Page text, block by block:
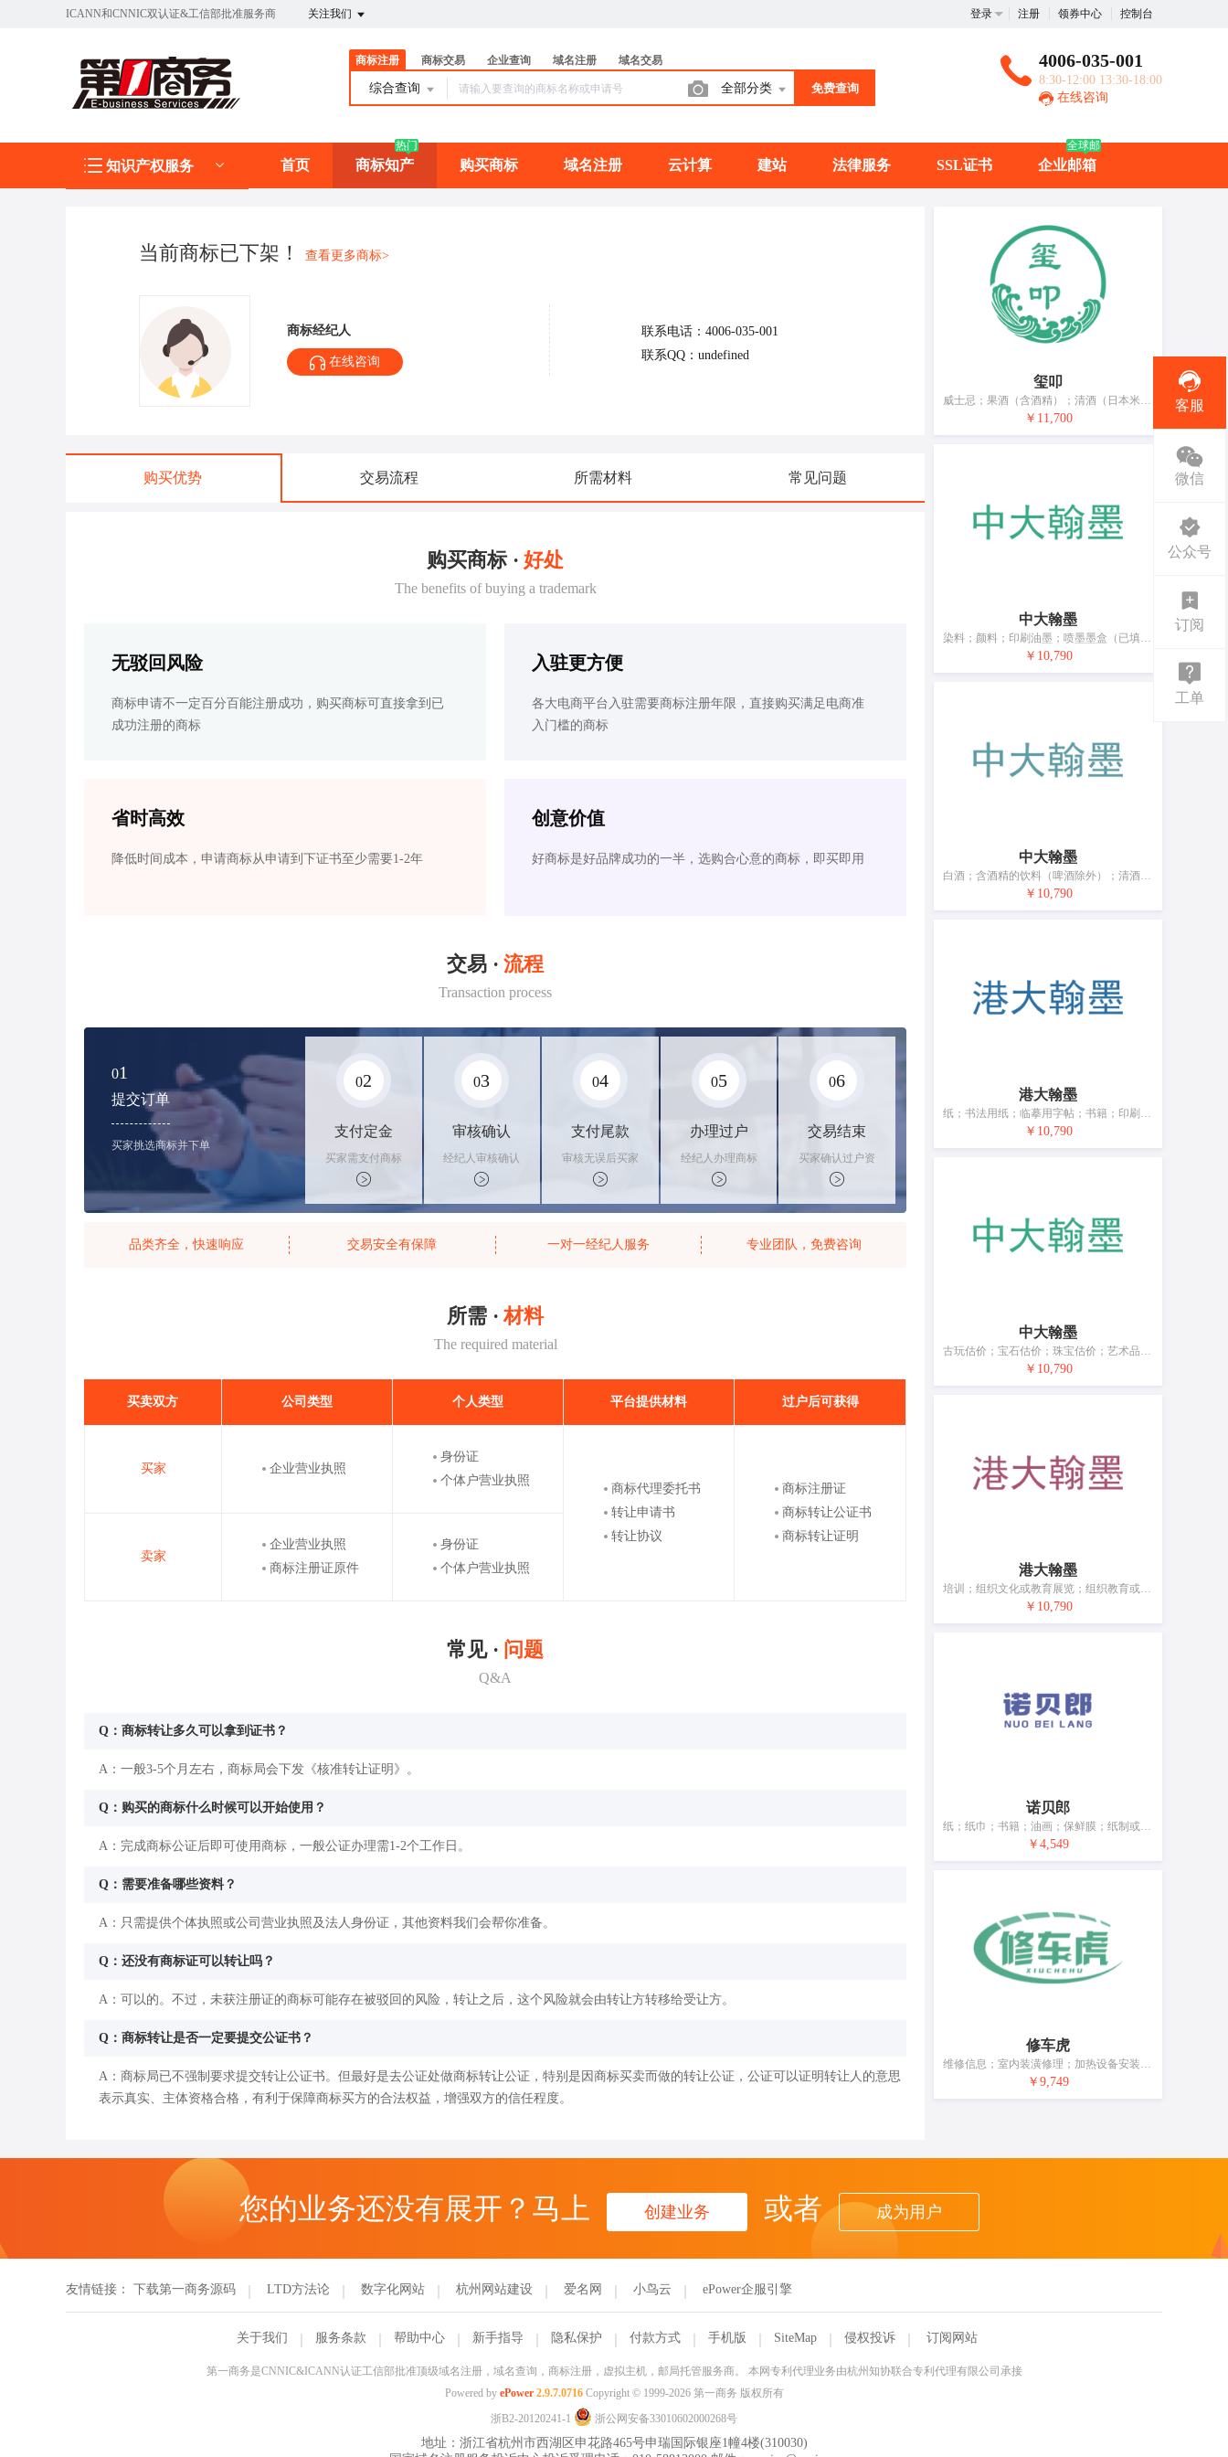
ICANN和CNNIC双认证&工信部批准服务商 关注我们 登录 注册 领券中心 控制台
商标注册 商标交易 企业查询 域名注册 域名交易
综合查询 全部分类 免费查询
4006-035-001
8:30-12:00 13:30-18:00
在线咨询
知识产权服务 首页 商标知产
热门
购买商标 域名注册 云计算 建站 法律服务 SSL证书 企业邮箱
全球邮
当前商标已下架！ 查看更多商标>
商标经纪人
在线咨询
联系电话：4006-035-001
联系QQ：undefined
购买优势 交易流程 所需材料 常见问题
购买商标 · 好处
The benefits of buying a trademark
无驳回风险
商标申请不一定百分百能注册成功，购买商标可直接拿到已
成功注册的商标
入驻更方便
各大电商平台入驻需要商标注册年限，直接购买满足电商准
入门槛的商标
省时高效
降低时间成本，申请商标从申请到下证书至少需要1-2年
创意价值
好商标是好品牌成功的一半，选购合心意的商标，即买即用
交易 · 流程
Transaction process
01
提交订单
买家挑选商标并下单
02
支付定金
买家需支付商标
标价的10%的购
买订金
03
审核确认
经纪人审核确认
商标状态
04
支付尾款
审核无误后买家
支付尾款，卖家
办理相关手续
05
办理过户
经纪人办理商标
转让手续，交付
相关证书
06
交易结束
买家确认过户资
料后，平台解冻
资金支付卖家
品类齐全，快速响应 交易安全有保障 一对一经纪人服务 专业团队，免费咨询
所需 · 材料
The required material
买卖双方 公司类型 个人类型 平台提供材料 过户后可获得
买家 企业营业执照
身份证
个体户营业执照
商标代理委托书
转让申请书
转让协议
商标注册证
商标转让公证书
商标转让证明
卖家
企业营业执照
商标注册证原件
身份证
个体户营业执照
常见 · 问题
Q&A
Q：商标转让多久可以拿到证书？
A：一般3-5个月左右，商标局会下发《核准转让证明》。
Q：购买的商标什么时候可以开始使用？
A：完成商标公证后即可使用商标，一般公证办理需1-2个工作日。
Q：需要准备哪些资料？
A：只需提供个体执照或公司营业执照及法人身份证，其他资料我们会帮你准备。
Q：还没有商标证可以转让吗？
A：可以的。不过，未获注册证的商标可能存在被驳回的风险，转让之后，这个风险就会由转让方转移给受让方。
Q：商标转让是否一定要提交公证书？
A：商标局已不强制要求提交转让公证书。但最好是去公证处做商标转让公证，特别是因商标买卖而做的转让公证，公证可以证明转让人的意思
表示真实、主体资格合格，有利于保障商标买方的合法权益，增强双方的信任程度。
玺叩
威士忌；果酒（含酒精）；清酒（日本米酒）；烈酒（饮料）；白兰地；葡萄酒；蒸馏饮料；酒精饮料（啤酒除外）；食用酒精；鸡尾酒
￥11,700
中大翰墨
染料；颜料；印刷油墨；喷墨墨盒（已填充）；打印机和复印机用墨粉；打印机和复印机用已填充的鼓粉盒；雕刻油墨；喷漆；油漆；涂料（油漆）
￥10,790
中大翰墨
白酒；含酒精的饮料（啤酒除外）；清酒；烧酒；甜酒；果酒；米酒；蒸馏饮料；露酒；高粱酒；黄酒
￥10,790
港大翰墨
纸；书法用纸；临摹用字帖；书籍；印刷出版物；绘画和书法作品；文具；砚台；墨水；印章（印）；毛笔；画笔；绘画板
￥10,790
中大翰墨
古玩估价；宝石估价；珠宝估价；艺术品估价；邮票估价；钱币估价；不动产估价；公寓管理；典当
￥10,790
港大翰墨
培训；组织文化或教育展览；组织教育或娱乐竞赛；组织文化艺术活动；出借书籍和其他出版物；书籍出版；书法服务；绘画和书法作品出租；艺术品出租；艺术展览
￥10,790
诺贝郎
纸；纸巾；书籍；油画；保鲜膜；纸制或塑料制垃圾袋；家具除外的办公必需品；绘画材料；教学材料（仪器除外）；建筑模型
￥4,549
修车虎
维修信息；室内装潢修理；加热设备安装和修理；钟表修理；清洗衣服
￥9,749
您的业务还没有展开？马上 创建业务 或者 成为用户
友情链接： 下载第一商务源码 LTD方法论 数字化网站 杭州网站建设 爱名网 小鸟云 ePower企服引擎
关于我们 服务条款 帮助中心 新手指导 隐私保护 付款方式 手机版 SiteMap 侵权投诉 订阅网站
第一商务是CNNIC&ICANN认证工信部批准顶级域名注册，域名查询，商标注册，虚拟主机，邮局托管服务商。 本网专利代理业务由杭州知协联合专利代理有限公司承接
Powered by ePower 2.9.7.0716 Copyright © 1999-2026 第一商务 版权所有
浙B2-20120241-1
浙公网安备33010602000268号
地址：浙江省杭州市西湖区申花路465号申瑞国际银座1幢4楼(310030)
客服
微信
公众号
订阅
工单